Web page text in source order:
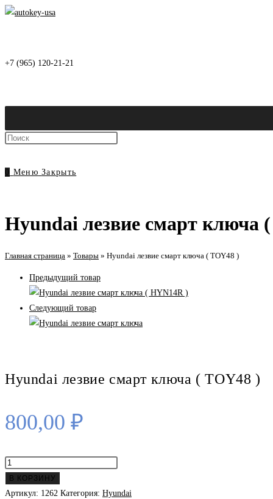
Перейти
+7 (965) 120-21-21
поиска.
0 Меню Закрыть
Hyundai лезвие смарт ключа
Главная страница » Товары » Hyundai лезвие смарт ключа ( TOY48 )
Предыдущий товар
Следующий товар
Hyundai лезвие смарт ключа ( TOY48 )
800,00 ₽
Количество
товара
Hyundai
В КОРЗИНУ
Артикул: 1262 Категория: Hyundai